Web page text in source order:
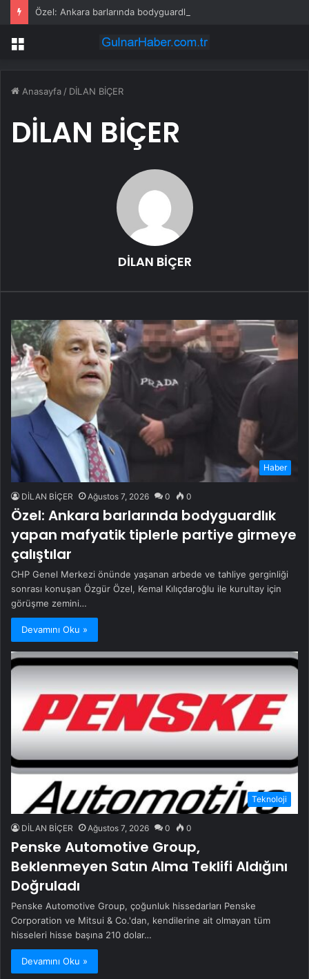
Menü
Anasayfa / DİLAN BİÇER
DİLAN BİÇER
DİLAN BİÇER
Haber
DİLAN BİÇER Ağustos 7, 2026 0 0
Özel: Ankara barlarında bodyguardlık
yapan mafyatik tiplerle partiye girmeye
çalıştılar
CHP Genel Merkezi önünde yaşanan arbede ve tahliye gerginliği
sonrası konuşan Özgür Özel, Kemal Kılıçdaroğlu ile kurultay için
görüşme zemini…
Devamını Oku »
Teknoloji
DİLAN BİÇER Ağustos 7, 2026 0 0
Penske Automotive Group,
Beklenmeyen Satın Alma Teklifi Aldığını
Doğruladı
Penske Automotive Group, çoğunluk hissedarları Penske
Corporation ve Mitsui & Co.'dan, kendilerine ait olmayan tüm
hisseleri hisse başına 210 dolar…
Devamını Oku »